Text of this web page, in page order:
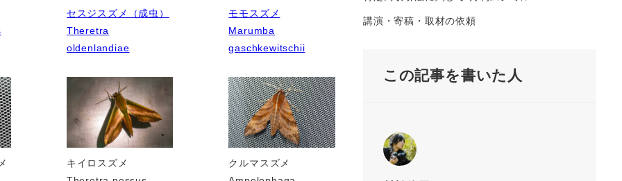
セスジスズメ（成虫）
Theretra
oldenlandiae
モモスズメ
Marumba
gaschkewitschii
キイロスズメ
クルマスズメ
講演・寄稿・取材の依頼
この記事を書いた人